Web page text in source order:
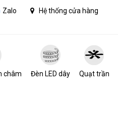
Zalo Hệ thống cửa hàng
châm Đèn LED dây Quạt trần